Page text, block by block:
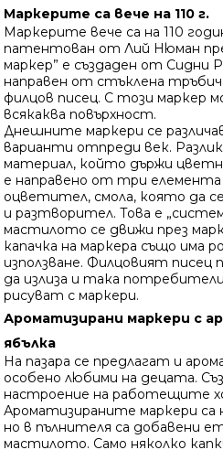
Маркерите са вече на 110 г.
Маркерите вече са на 110
патентован от Лий Нюман
маркер” е създаден от Сидни
направен от стъклена
филцов писец. С този маркер
всякаква повърхност.
Днешните маркери се
варианти отпреди век.
материал, който държи
е направено от три
оцветител, смола, която да
и разтворител. Това е
мастилото се движи през
капачка на маркера също има
използване. Филцовият писец
да излиза и така
рисуват с маркери.
Ароматизирани маркери с
ябълка
На пазара се предлагат и
особено любими на децата.
настроение на работещите
Ароматизираните маркери са
но в пълнителя са добавени
мастилото. Само няколко